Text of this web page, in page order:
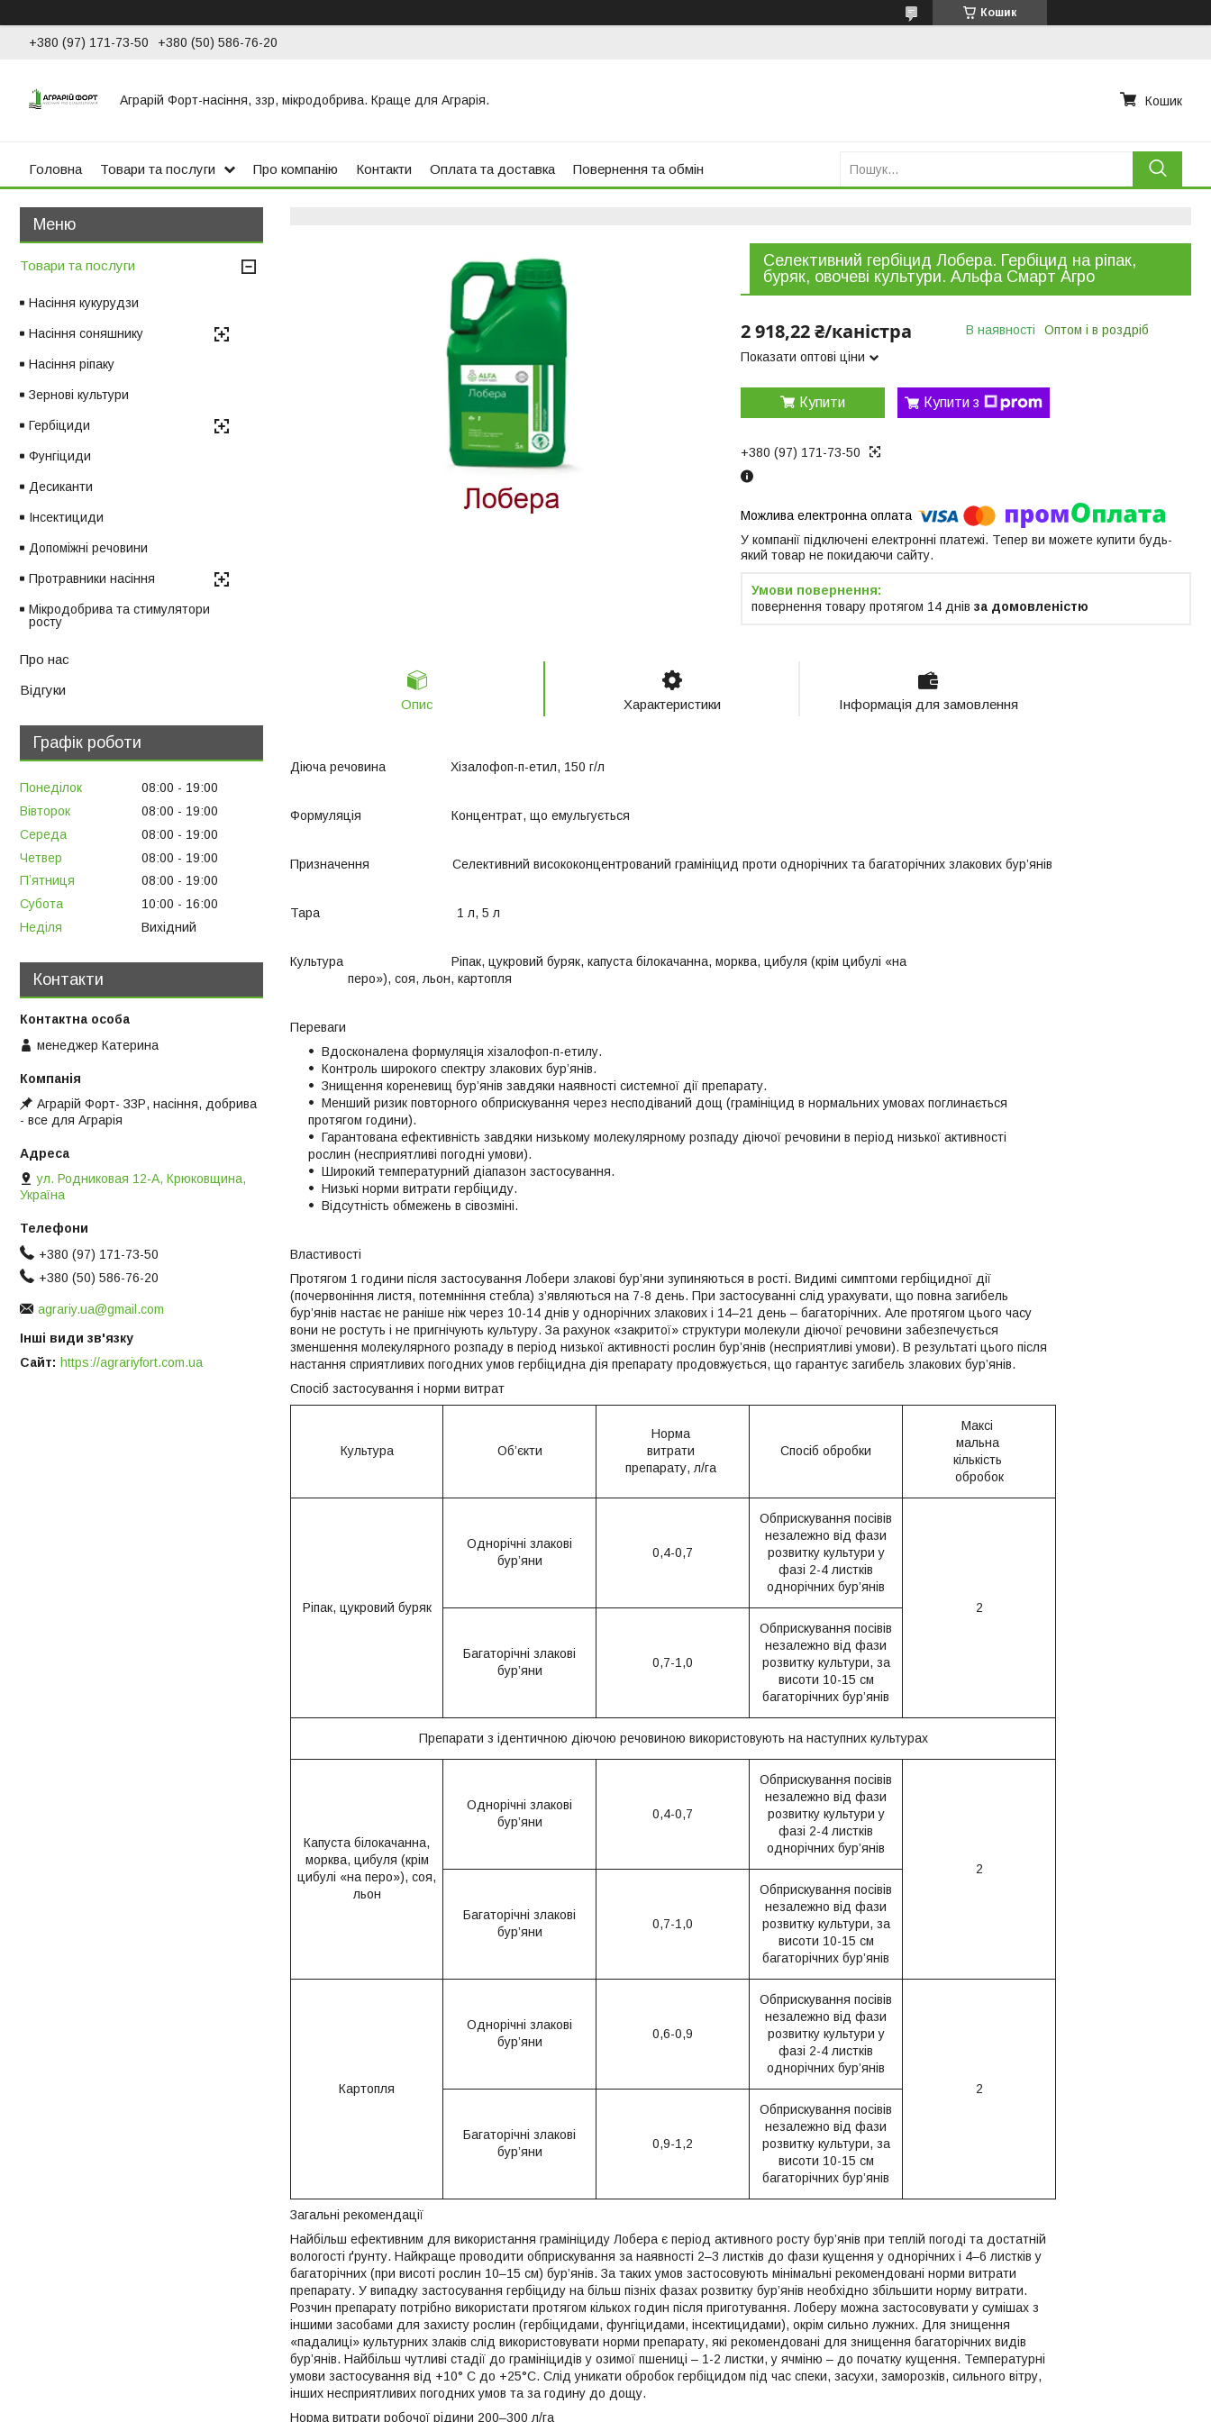
Кошик
+380 (97) 171-73-50 +380 (50) 586-76-20
Аграрій Форт-насіння, ззр, мікродобрива. Краще для Аграрія. Кошик
Головна Товари та послуги Про компанію Контакти Оплата та доставка Повернення та обмін
Селективний гербіцид Лобера. Гербіцид на ріпак,
буряк, овочеві культури. Альфа Смарт Агро
2 918,22 ₴/каністра
Показати оптові ціни
В наявності Оптом і в роздріб
Купити Купити з
+380 (97) 171-73-50
У компанії підключені електронні платежі. Тепер ви можете купити будь-
який товар не покидаючи сайту.
повернення товару протягом 14 днів за домовленістю
Опис Характеристики Інформація для замовлення
Діюча речовина Хізалофоп-п-етил, 150 г/л
Формуляція Концентрат, що емульгується
Призначення Селективний висококонцентрований грамініцид проти однорічних та багаторічних злакових бур’янів
Тара 1 л, 5 л
Культура Ріпак, цукровий буряк, капуста білокачанна, морква, цибуля (крім цибулі «на
перо»), соя, льон, картопля
Переваги
Вдосконалена формуляція хізалофоп-п-етилу.
Контроль широкого спектру злакових бур’янів.
Знищення кореневищ бур’янів завдяки наявності системної дії препарату.
Менший ризик повторного обприскування через несподіваний дощ (грамініцид в нормальних умовах поглинається
протягом години).
Гарантована ефективність завдяки низькому молекулярному розпаду діючої речовини в період низької активності
рослин (несприятливі погодні умови).
Широкий температурний діапазон застосування.
Низькі норми витрати гербіциду.
Відсутність обмежень в сівозміні.
Властивості
Протягом 1 години після застосування Лобери злакові бур’яни зупиняються в рості. Видимі симптоми гербіцидної дії
(почервоніння листя, потемніння стебла) з’являються на 7-8 день. При застосуванні слід урахувати, що повна загибель
бур’янів настає не раніше ніж через 10-14 днів у однорічних злакових і 14–21 день – багаторічних. Але протягом цього часу
вони не ростуть і не пригнічують культуру. За рахунок «закритої» структури молекули діючої речовини забезпечується
зменшення молекулярного розпаду в період низької активності рослин бур’янів (несприятливі умови). В результаті цього після
настання сприятливих погодних умов гербіцидна дія препарату продовжується, що гарантує загибель злакових бур’янів.
Спосіб застосування і норми витрат
Культура Об’єкти
Норма
витрати
препарату, л/га
Спосіб обробки
Максі
мальна
кількість
обробок
Ріпак, цукровий буряк
Однорічні злакові
бур’яни
0,4-0,7
Обприскування посівів
незалежно від фази
розвитку культури у
фазі 2-4 листків
однорічних бур’янів
2
Багаторічні злакові
бур’яни
0,7-1,0
Обприскування посівів
незалежно від фази
розвитку культури, за
висоти 10-15 см
багаторічних бур’янів
Препарати з ідентичною діючою речовиною використовують на наступних культурах
Капуста білокачанна,
морква, цибуля (крім
цибулі «на перо»), соя,
льон
Однорічні злакові
бур’яни
0,4-0,7
Обприскування посівів
незалежно від фази
розвитку культури у
фазі 2-4 листків
однорічних бур’янів
2
Багаторічні злакові
бур’яни
0,7-1,0
Обприскування посівів
незалежно від фази
розвитку культури, за
висоти 10-15 см
багаторічних бур’янів
Картопля
Однорічні злакові
бур’яни
0,6-0,9
Обприскування посівів
незалежно від фази
розвитку культури у
фазі 2-4 листків
однорічних бур’янів
2
Багаторічні злакові
бур’яни
0,9-1,2
Обприскування посівів
незалежно від фази
розвитку культури, за
висоти 10-15 см
багаторічних бур’янів
Загальні рекомендації
Найбільш ефективним для використання грамініциду Лобера є період активного росту бур’янів при теплій погоді та достатній
вологості ґрунту. Найкраще проводити обприскування за наявності 2–3 листків до фази кущення у однорічних і 4–6 листків у
багаторічних (при висоті рослин 10–15 см) бур’янів. За таких умов застосовують мінімальні рекомендовані норми витрати
препарату. У випадку застосування гербіциду на більш пізніх фазах розвитку бур’янів необхідно збільшити норму витрати.
Розчин препарату потрібно використати протягом кількох годин після приготування. Лоберу можна застосовувати у сумішах з
іншими засобами для захисту рослин (гербіцидами, фунгіцидами, інсектицидами), окрім сильно лужних. Для знищення
«падалиці» культурних злаків слід використовувати норми препарату, які рекомендовані для знищення багаторічних видів
бур’янів. Найбільш чутливі стадії до грамініцидів у озимої пшениці – 1-2 листки, у ячміню – до початку кущення. Температурні
умови застосування від +10° С до +25°С. Слід уникати обробок гербіцидом під час спеки, засухи, заморозків, сильного вітру,
інших несприятливих погодних умов та за годину до дощу.
Норма витрати робочої рідини 200–300 л/га
Товари та послуги
Насіння кукурудзи
Насіння соняшнику
Насіння ріпаку
Зернові культури
Гербіциди
Фунгіциди
Десиканти
Інсектициди
Допоміжні речовини
Протравники насіння
Мікродобрива та стимулятори
росту
Про нас
Відгуки
Графік роботи
Понеділок 08:00
19:00
Вівторок
08:00
19:00
Середа
08:00
19:00
Четвер
08:00
19:00
Пʼятниця
08:00
19:00
Субота
10:00
16:00
Неділя
Вихідний
Контакти
менеджер Катерина
Аграрій Форт- ЗЗР, насіння, добрива
- все для Аграрія
ул. Родниковая 12-А, Крюковщина,
Україна
+380 (97) 171-73-50
+380 (50) 586-76-20
agrariy.ua@gmail.com
Інші види зв'язку
Сайт
https://agrariyfort.com.ua